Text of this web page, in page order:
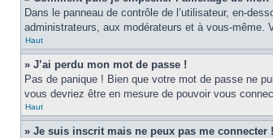
Dans le panneau de contrôle de l’utilisateur, en-
administrateurs, aux modérateurs et à vous-même.
Haut
» J’ai perdu mon mot de passe !
Pas de panique ! Bien que votre mot de passe ne
vous devriez être en mesure de pouvoir vous
Haut
» Je suis inscrit mais ne peux pas me connecter !